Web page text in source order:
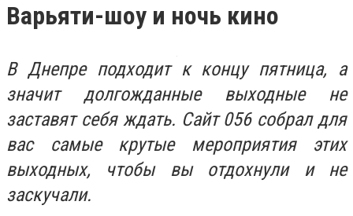
Варьяти-шоу и ночь кино
В Днепре подходит к концу пятница, а
значит долгожданные выходные не
заставят себя ждать. Сайт 056 собрал для
вас самые крутые мероприятия этих
выходных, чтобы вы отдохнули и не
заскучали.